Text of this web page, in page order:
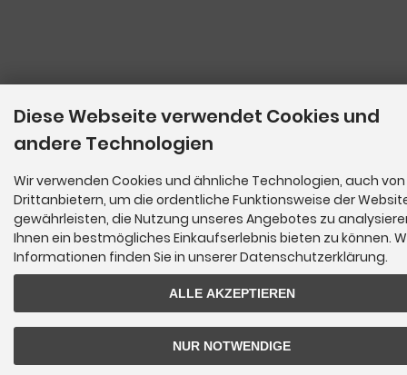
Diese Webseite verwendet Cookies und
andere Technologien
Wir verwenden Cookies und ähnliche Technologien, auch von
Drittanbietern, um die ordentliche Funktionsweise der
gewährleisten, die Nutzung unseres Angebotes zu
Ihnen ein bestmögliches Einkaufserlebnis bieten zu können.
Informationen finden Sie in unserer Datenschutzerklärung.
ALLE AKZEPTIEREN
NUR NOTWENDIGE